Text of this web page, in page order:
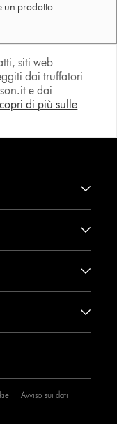
un prodotto
siti web
dai truffatori
e dai
di più sulle
Avviso sui dati